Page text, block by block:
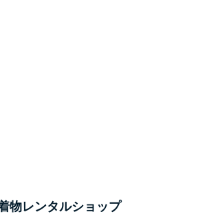
物レンタルショップ